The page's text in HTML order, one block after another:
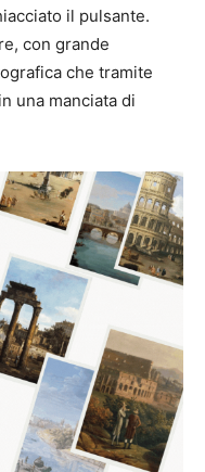
il pulsante.
con grande
che tramite
una manciata di